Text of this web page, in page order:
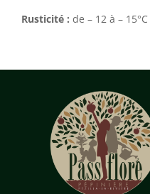
Rusticité : de – 12 à – 15°C